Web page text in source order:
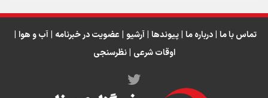
اینفو برنا/ میزان مالیات بر ارزش افزوده چقدر است؟
انتظار حضور تیم‌های بزرگ مثل استقلال در لیگ هستیم
تورم ۵۸ درصدی معدن / وقتی هزینه استخراج از توان قیمت‌گذاری سبقتتماس با ما | درباره ما | پیوندها | آرشیو | عضویت در خبرنامه | آب و هوا |
اوقات شرعی | نظرسنجی